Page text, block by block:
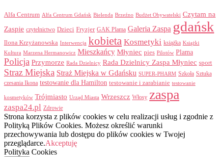
Alfa Centrum Alfa Centrum Gdańsk Bielenda Brzeźno Budżet Obywatelski Czytam na
Zaspie czytelnictwo Dzieci Fryzjer GAK Plama Galeria Zaspa gdańsk
Ilona Krzyżanowska Interwencja kobieta Kosmetyki książka Książki
Kultura Marzena Hermanowicz Mieszkańcy Młyniec pies Pilotów Plama
Policja Przymorze Rada Dzielnicy Rada Dzielnicy Zaspa Młyniec sport
Straz Miejska Straż Miejska w Gdańsku SUPER-PHARM Szkoła Sztuka
czesania Ikona testowanie dla Hamilton testowanie i zarabianie testowanie
kosmetyków Trójmiasto Urząd Miasta Wrzeszcz Włosy zaspa
zaspa24.pl Zdrowie
Strona korzysta z plików cookies w celu realizacji usług i zgodnie z
Polityką Plików Cookies. Możesz określić warunki
przechowywania lub dostępu do plików cookies w Twojej
przeglądarce.Akceptuję
Polityka Cookies